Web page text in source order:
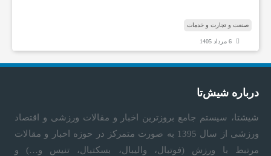
صنعت و تجارت و خدمات
6 مرداد 1405
درباره شیش‌تا
شیشتا، سیستم جامع بروزترین اخبار و مقالات ورزشی و اقتصاد
ورزشی از سال 1395 به صورت متمرکز در حوزه اخبار و مقالات
مرتبط با ورزش (فوتبال، والیبال، بسکتبال، تنیس و…) و